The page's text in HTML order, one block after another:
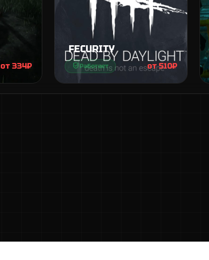
от 334₽
FECURITY
Работает от 510₽